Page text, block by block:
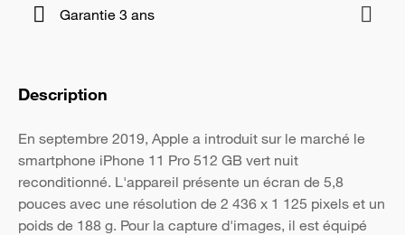
Garantie 3 ans
Description
En septembre 2019, Apple a introduit sur le marché le
smartphone iPhone 11 Pro 512 GB vert nuit
reconditionné. L'appareil présente un écran de 5,8
pouces avec une résolution de 2 436 x 1 125 pixels et un
poids de 188 g. Pour la capture d'images, il est équipé